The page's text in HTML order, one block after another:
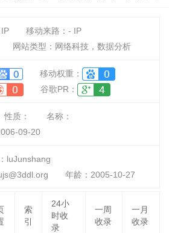
IP 移动来路： - IP
网站类型：网络科技，数据分析
移动权重：
谷歌PR：
性质：
名称：
09-20
luJunshang
年龄：2005-10-27
索
引
24小
时收
录
一周
收录
一月
收录